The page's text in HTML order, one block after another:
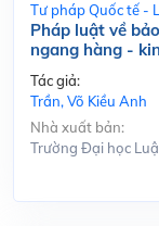
Tư pháp Quốc tế -
Pháp luật về
ngang hàng -
Tác giả:
Trần, Võ Kiều Anh
Nhà xuất bản:
Trường Đại học